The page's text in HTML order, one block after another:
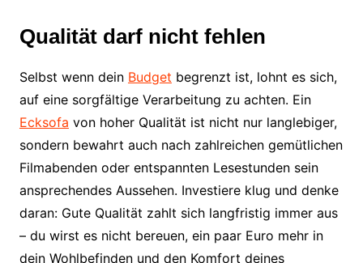
Qualität darf nicht fehlen
Selbst wenn dein Budget begrenzt ist, lohnt es sich,
auf eine sorgfältige Verarbeitung zu achten. Ein
Ecksofa von hoher Qualität ist nicht nur langlebiger,
sondern bewahrt auch nach zahlreichen gemütlichen
Filmabenden oder entspannten Lesestunden sein
ansprechendes Aussehen. Investiere klug und denke
daran: Gute Qualität zahlt sich langfristig immer aus
– du wirst es nicht bereuen, ein paar Euro mehr in
dein Wohlbefinden und den Komfort deines